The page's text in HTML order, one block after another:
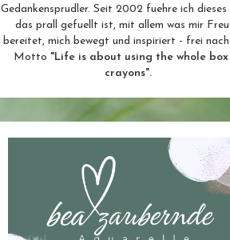
Gedankensprudler. Seit 2002 fuehre ich dieses
das prall gefuellt ist, mit allem was mir
bereitet, mich bewegt und inspiriert - frei
Motto "Life is about using the whole
crayons".